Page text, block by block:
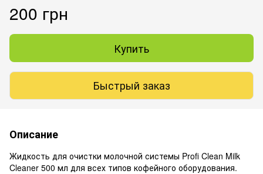
200 грн
Купить
Быстрый заказ
Описание
Жидкость для очистки молочной системы Profi Clean Milk
Cleaner 500 мл для всех типов кофейного оборудования.